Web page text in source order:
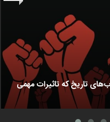
تاریخ که تاثیرات مهمی